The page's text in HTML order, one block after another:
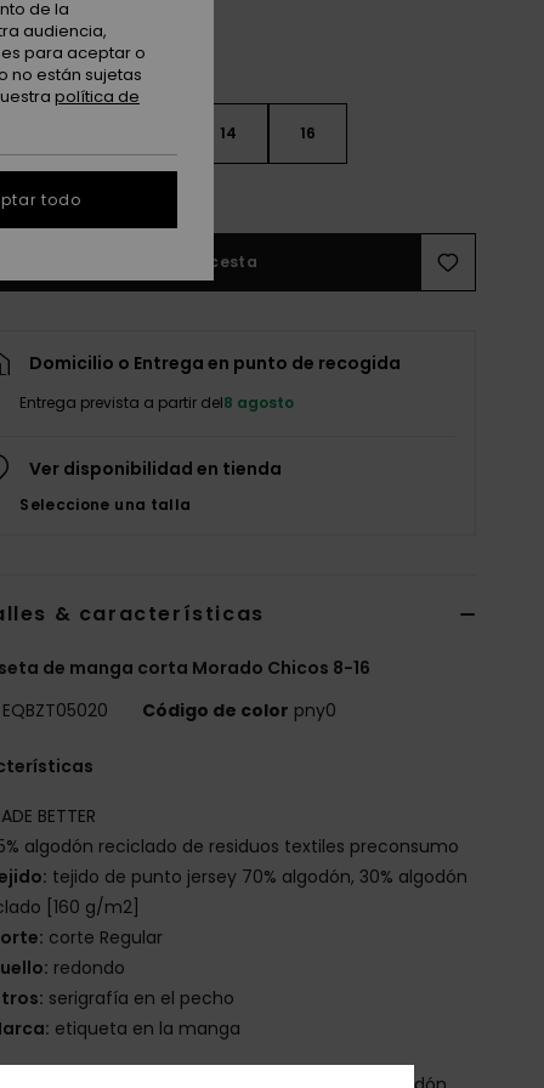
14 16
guía de tallas
Añadir a la cesta
Domicilio o Entrega en punto de recogida
Entrega prevista a partir del8 agosto
Ver disponibilidad en tienda
Seleccione una talla
& características
de manga corta Morado Chicos 8-16
EQBZT05020 Código de color pny0
BETTER
algodón reciclado de residuos textiles preconsumo
tejido de punto jersey 70% algodón, 30% algodón
[160 g/m2]
corte Regular
redondo
serigrafía en el pecho
etiqueta en la manga
de la
audiencia,
para aceptar o
no están sujetas
política de
todo